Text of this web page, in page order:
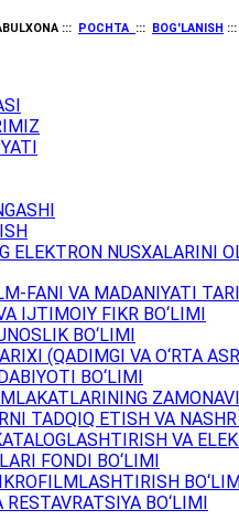
::: POCHTA ::: BOG'LANISH
ELEKTRON NUSXALARINI
FANI VA MADANIYATI
IJTIMOIY FIKR BO‘LIMI
BO‘LIMI
(QADIMGI VA O‘RTA
BO‘LIMI
TADQIQ ETISH VA
VA
FONDI BO‘LIMI
RESTAVRATSIYA BO‘LIMI